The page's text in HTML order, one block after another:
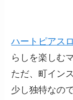
ハートピアス
らしを楽しむ
ただ、町イン
少し独特なの